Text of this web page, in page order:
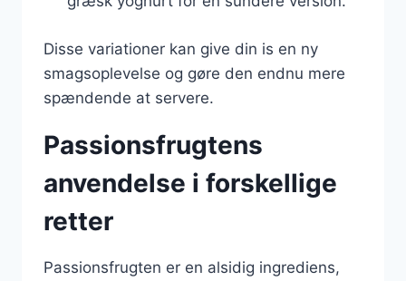
Disse variationer kan give din is en ny
smagsoplevelse og gøre den endnu mere
spændende at servere.
Passionsfrugtens
anvendelse i forskellige
retter
Passionsfrugten er en alsidig ingrediens,